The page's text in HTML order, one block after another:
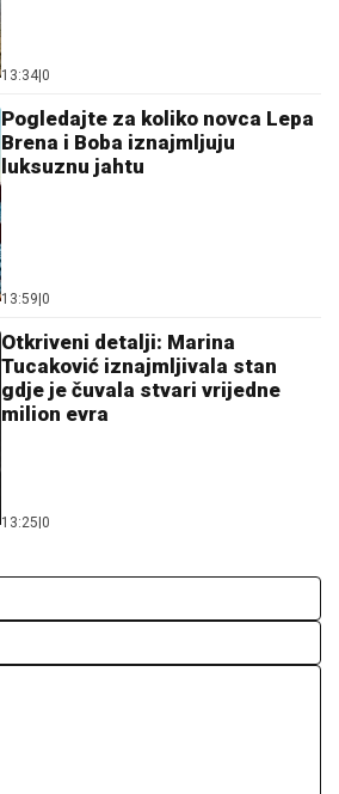
13:34 0
Pogledajte za koliko novca Lepa
Brena i Boba iznajmljuju
luksuznu jahtu
13:59 0
Otkriveni detalji: Marina
Tucaković iznajmljivala stan
gdje je čuvala stvari vrijedne
milion evra
13:25 0